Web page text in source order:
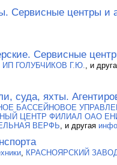
Сервисные центры и
Сервисные
ИП ГОЛУБЧИКОВ Г.Ю., и
суда, яхты.
БАССЕЙНОВОЕ
ЦЕНТР ФИЛИАЛ ОАО
ВЕРФЬ, и другая
, КРАСНОЯРСКИЙ